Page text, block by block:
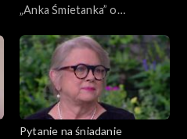
„Anka Śmietanka” o
Pytanie na śniadanie